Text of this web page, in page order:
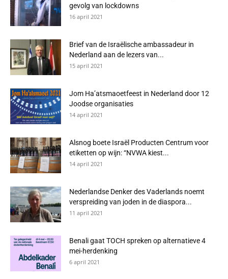
gevolg van lockdowns
16 april 2021
Brief van de Israëlische ambassadeur in
Nederland aan de lezers van...
15 april 2021
Jom Ha’atsmaoetfeest in Nederland door 12
Joodse organisaties
14 april 2021
Alsnog boete Israël Producten Centrum voor
etiketten op wijn: “NVWA kiest...
14 april 2021
Nederlandse Denker des Vaderlands noemt
verspreiding van joden in de diaspora...
11 april 2021
Benali gaat TOCH spreken op alternatieve 4
mei-herdenking
6 april 2021